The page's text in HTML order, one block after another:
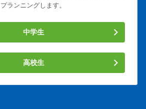
プランニングします。
中学生
高校生